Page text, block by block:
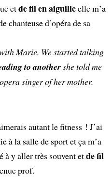
etde fil en aiguilleelle m’a
chanteuse d’opéra de sa
Marie. We started talking
to anothershe told me
singer of her mother.
autant le fitness ! J’ai
à la salle de sport et ça m’a
à y aller très souvent etde fil
prof.